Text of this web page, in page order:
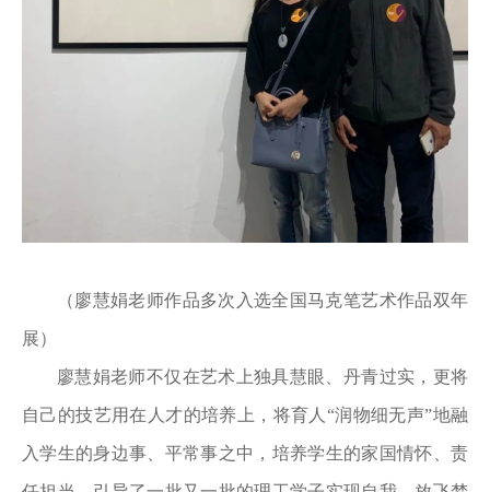
（廖慧娟老师作品多次入选全国马克笔艺术作品双年
展）
廖慧娟老师不仅在艺术上独具慧眼、丹青过实，更将
自己的技艺用在人才的培养上，将育人“润物细无声”地融
入学生的身边事、平常事之中，培养学生的家国情怀、责